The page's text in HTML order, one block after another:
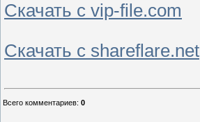
Скачать с vip-file.com
Скачать с shareflare.net
Всего комментариев: 0